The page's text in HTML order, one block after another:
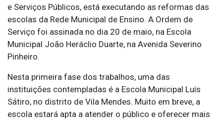
e Serviços Públicos, está executando as reformas das
escolas da Rede Municipal de Ensino. A Ordem de
Serviço foi assinada no dia 20 de maio, na Escola
Municipal João Heráclio Duarte, na Avenida Severino
Pinheiro.
Nesta primeira fase dos trabalhos, uma das
instituições contempladas é a Escola Municipal Luís
Sátiro, no distrito de Vila Mendes. Muito em breve, a
escola estará apta a atender o público e oferecer mais